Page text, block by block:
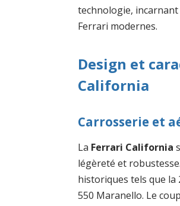
technologie,
Ferrari modernes.
Design et
California
Carrosserie et
La Ferrari California
légèreté et
historiques tels que la
550 Maranello. Le